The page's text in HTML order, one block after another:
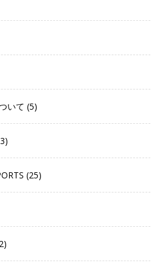
いて (5)
(25)